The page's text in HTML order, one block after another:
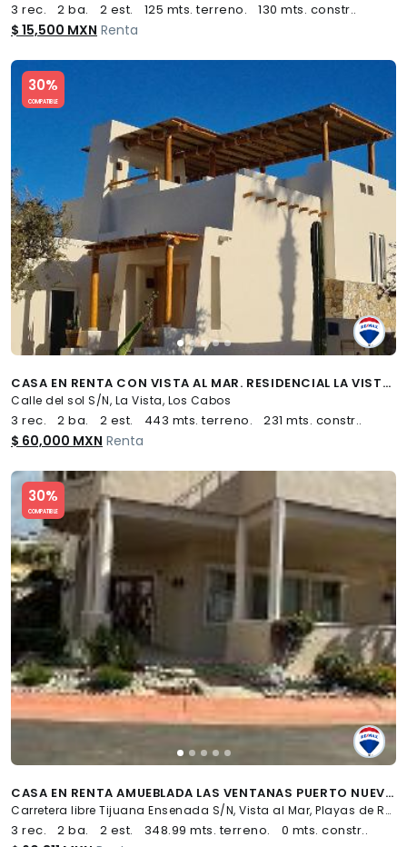
3 rec. 2 ba. 2 est. 125 mts. terreno. 130 mts. constr..
$ 15,500 MXN Renta
30%
COMPATIBLE
Slide 1 of 5
CASA EN RENTA CON VISTA AL MAR. RESIDENCIAL LA VISTA - (34)
Calle del sol S/N, La Vista, Los Cabos
3 rec. 2 ba. 2 est. 443 mts. terreno. 231 mts. constr..
$ 60,000 MXN Renta
30%
COMPATIBLE
Slide 1 of 5
CASA EN RENTA AMUEBLADA LAS VENTANAS PUERTO NUEVO ROSARITO BAJA - (34)
Carretera libre Tijuana Ensenada S/N, Vista al Mar, Playas de Rosarito
3 rec. 2 ba. 2 est. 348.99 mts. terreno. 0 mts. constr..